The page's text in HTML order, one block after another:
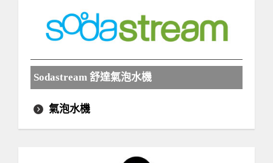
Sodastream 舒達氣泡水機
氣泡水機